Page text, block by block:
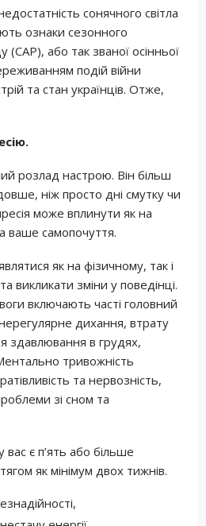
сонячного світла
ознаки сезонного
або так званої осінньої
подій війни
та стан українців. Отже,
розлад настрою. Він більш
ніж просто дні смутку чи
може вплинути як на
ваше самопочуття.
як на фізичному, так і
викликати зміни у поведінці.
включають часті головний
дихання, втрату
здавлювання в грудях,
тривожність
та нервозність,
зі сном та
є п’ять або більше
як мінімум двох тижнів.